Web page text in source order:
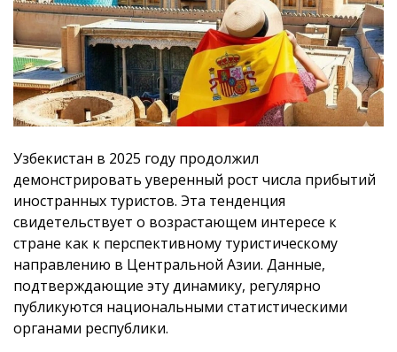
Узбекистан в 2025 году продолжил
демонстрировать уверенный рост числа прибытий
иностранных туристов. Эта тенденция
свидетельствует о возрастающем интересе к
стране как к перспективному туристическому
направлению в Центральной Азии. Данные,
подтверждающие эту динамику, регулярно
публикуются национальными статистическими
органами республики.